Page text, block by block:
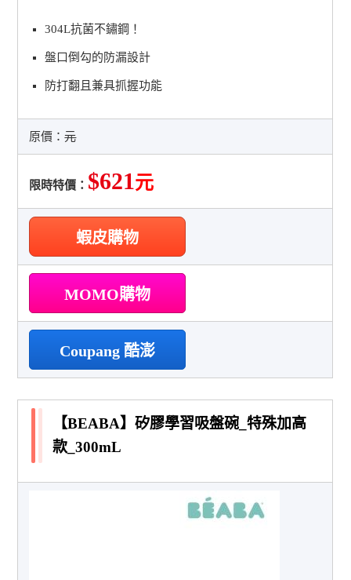
304L抗菌不鏽鋼！
盤口倒勾的防漏設計
防打翻且兼具抓握功能
原價：元
限時特價： $621元
蝦皮購物
MOMO購物
Coupang 酷澎
【BEABA】矽膠學習吸盤碗_特殊加高
款_300mL